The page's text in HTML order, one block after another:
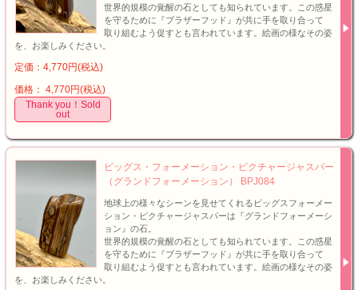
世界的規模の覚醒の石としても知られています。この惑星
を守るために『ブラザーフッド』が共に手を取り合って
取り組むよう促すとも言われています。絵画の様なその姿
を、お楽しみください。
定価：4,770円(税込)
価格： 4,770円(税込)
Thank you！Sold
out
ビッグス・フォーメーション・ピクチャージャスパー
（グランドフォーメーション） BPJ084
地球上の様々なシーンを見せてくれるビッグスフォーメー
ション・ピクチャージャスパーは『グランドフォーメーシ
ョン』の石。
世界的規模の覚醒の石としても知られています。この惑星
を守るために『ブラザーフッド』が共に手を取り合って
取り組むよう促すとも言われています。絵画の様なその姿
を、お楽しみください。